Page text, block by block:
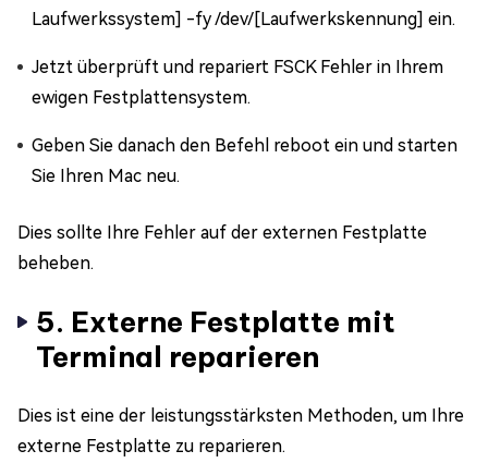
Laufwerkssystem] -fy /dev/[Laufwerkskennung] ein.
Jetzt überprüft und repariert FSCK Fehler in Ihrem
ewigen Festplattensystem.
Geben Sie danach den Befehl reboot ein und starten
Sie Ihren Mac neu.
Dies sollte Ihre Fehler auf der externen Festplatte
beheben.
5. Externe Festplatte mit
Terminal reparieren
Dies ist eine der leistungsstärksten Methoden, um Ihre
externe Festplatte zu reparieren.